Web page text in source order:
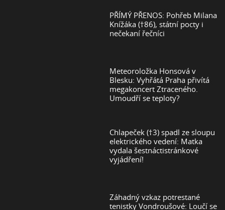
PŘÍMÝ PŘENOS: Pohřeb Milana
Knížáka (†86), státní pocty i
nečekaní řečníci
Meteoroložka Honsová v
Blesku: Vyhřátá Praha přivítá
megakoncert Ztraceného.
Umoudří se teploty?
Chlapeček (†3) spadl ze sloupu
elektrického vedení: Matka
vydala šestnáctistránkové
vyjádření!
Záhadný vzkaz potrestané
tenistky Vondroušové: Loučí se